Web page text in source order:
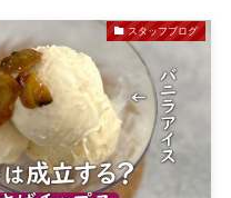
スタッフブログ